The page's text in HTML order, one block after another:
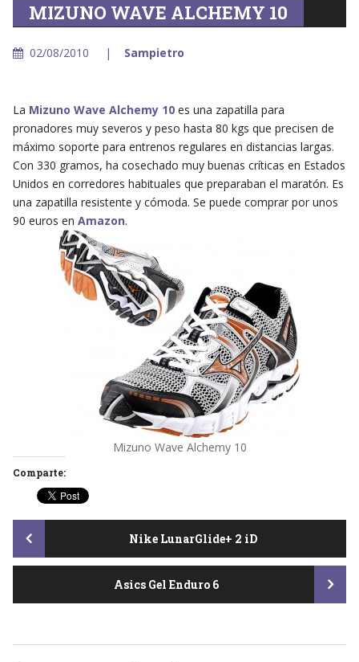
MIZUNO WAVE ALCHEMY 10
02/08/2010 Sampietro
La Mizuno Wave Alchemy 10es una zapatilla para
pronadores muy severos y peso hasta 80 kgs que precisen de
máximo soporte para entrenos regulares en distancias largas.
Con 330 gramos, ha cosechado muy buenas críticas en Estados
Unidos en corredores habituales que preparaban el maratón. Es
una zapatilla resistente y cómoda. Se puede comprar por unos
90 euros en Amazon.
Mizuno Wave Alchemy 10
Comparte:
Post
navigation
Nike LunarGlide+ 2 iD
Asics Gel Enduro 6